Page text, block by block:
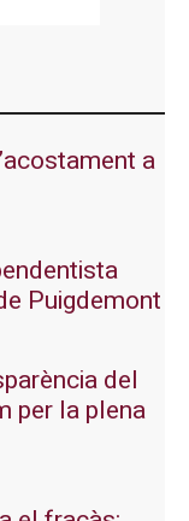
a
Puigdemont
del
per la plena